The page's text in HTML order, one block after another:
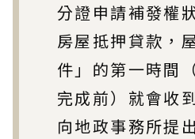
分證申請補發權
房屋抵押貸款，
件」的第一時間
完成前）就會收
向地政事務所提